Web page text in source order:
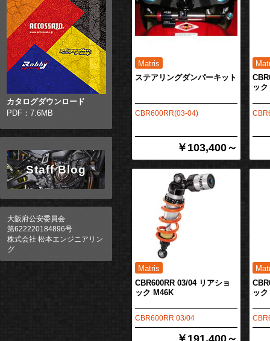
カタログダウンロード
PDF：7.6MB
Staff Blog
大阪府公安委員会
第622220184896号
株式会社 松本エンジニアリン
グ
ステアリングダンパーキット
CBR600RR(03-04)
￥103,400～
ッ
CBR600RR 03/04 リアショ
ック M46K
CBR600RR 03/04
ッ